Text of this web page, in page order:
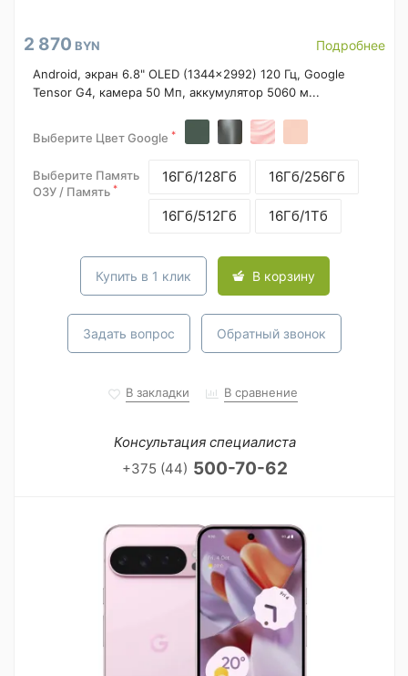
2 870 BYN Подробнее
Android, экран 6.8" OLED (1344x2992) 120 Гц, Google
Tensor G4, камера 50 Мп, аккумулятор 5060 м...
Выберите Цвет Google *
Выберите Память
ОЗУ / Память *
16Гб/128Гб 16Гб/256Гб
16Гб/512Гб 16Гб/1Тб
Купить в 1 клик В корзину
Задать вопрос Обратный звонок
В закладки В сравнение
Консультация специалиста
+375 (44) 500-70-62